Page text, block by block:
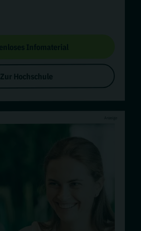
Zur Hochschule